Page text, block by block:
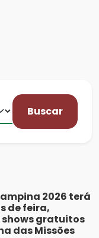
Buscar
2026 terá
de feira,
shows gratuitos
das Missões